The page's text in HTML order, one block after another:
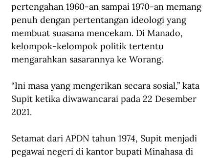
pertengahan 1960-an sampai 1970-an memang
penuh dengan pertentangan ideologi yang
membuat suasana mencekam. Di Manado,
kelompok-kelompok politik tertentu
mengarahkan sasarannya ke Worang.
“Ini masa yang mengerikan secara sosial,” kata
Supit ketika diwawancarai pada 22 Desember
2021.
Setamat dari APDN tahun 1974, Supit menjadi
pegawai negeri di kantor bupati Minahasa di